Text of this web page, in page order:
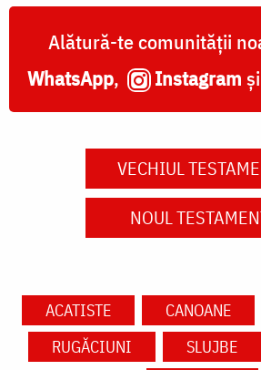
Alătură-te comunității
WhatsApp, Instagram și
VECHIUL
NOUL
ACATISTE CANOANE
RUGĂCIUNI
SLUJBE